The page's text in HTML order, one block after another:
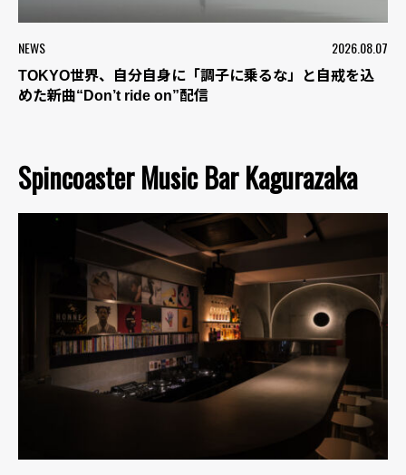
NEWS 2026.08.07
TOKYO世界、自分自身に「調子に乗るな」と自戒を込
めた新曲“Don’t ride on”配信
Spincoaster Music Bar Kagurazaka